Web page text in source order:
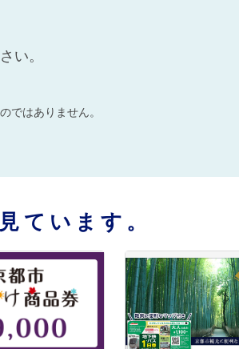
い。
ではありません。
ています。